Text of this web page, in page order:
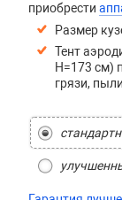
приобрести
Размер
Тент
H=173 см)
грязи,